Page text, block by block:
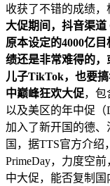
收获了不错的成绩
大促期间，抖音渠
原本设定的4000亿
绩还是非常难得的
儿子TikTok，也要搞
中巅峰狂欢大促，包
以及美区的年中促（
加入了新开国的德
国，据TTS官方介
PrimeDay，力度空
中大促，能否复制